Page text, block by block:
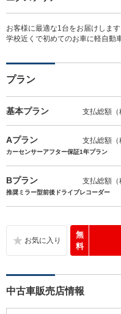
お客様に最適な1台をお届けしま
学校近くで初めてのお車に軽自動
プラン
基本プラン 支払総額
Aプラン 支払総額（
カーセンサーアフター保証1年プラン
Bプラン 支払総額
推奨ミラー型前後ドライブレコーダー
無
料
中古車販売店情報